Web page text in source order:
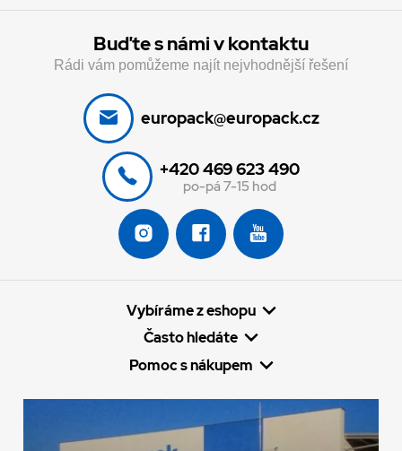
Buďte s námi v kontaktu
Rádi vám pomůžeme najít nejvhodnější řešení
europack@europack.cz
+420 469 623 490
po-pá 7-15 hod
Vybíráme z eshopu
Často hledáte
Pomoc s nákupem